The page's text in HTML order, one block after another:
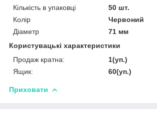
Кількість в упаковці
50 шт.
Колір
Червоний
Діаметр
71 мм
Користувацькі характеристики
Продаж кратна:
1(уп.)
Ящик:
60(уп.)
Приховати